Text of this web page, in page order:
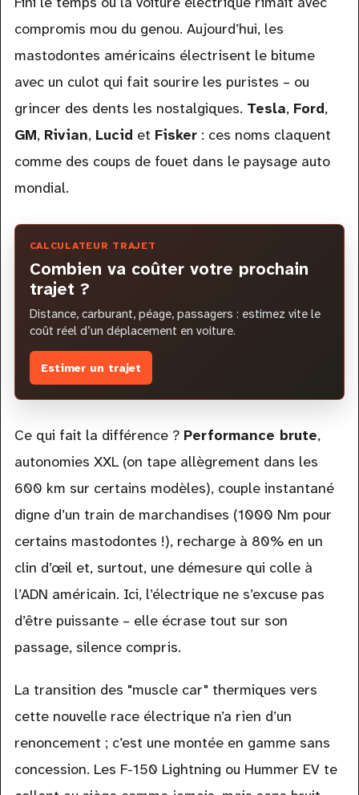
compromis mou du genou. Aujourd’hui, les
mastodontes américains électrisent le bitume
avec un culot qui fait sourire les puristes – ou
grincer des dents les nostalgiques. Tesla, Ford,
GM, Rivian, Lucidet Fisker: ces noms claquent
comme des coups de fouet dans le paysage auto
mondial.
CALCULATEUR TRAJET
Combien va coûter votre prochain
trajet ?
Distance, carburant, péage, passagers : estimez vite le
coût réel d’un déplacement en voiture.
Estimer un trajet
Ce qui fait la différence ? Performance brute,
autonomies XXL (on tape allègrement dans les
600 km sur certains modèles), couple instantané
digne d’un train de marchandises (1000 Nm pour
certains mastodontes !), recharge à 80% en un
clin d’œil et, surtout, une démesure qui colle à
l’ADN américain. Ici, l’électrique ne s’excuse pas
d’être puissante – elle écrase tout sur son
passage, silence compris.
La transition des "muscle car" thermiques vers
cette nouvelle race électrique n’a rien d’un
renoncement ; c’est une montée en gamme sans
concession. Les F-150 Lightning ou Hummer EV te